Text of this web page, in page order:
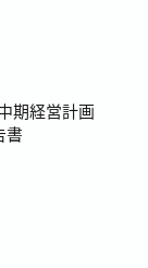
期経営計画
書